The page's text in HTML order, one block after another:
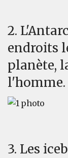
2.
endroits
planète,
l'homme.
3. Les